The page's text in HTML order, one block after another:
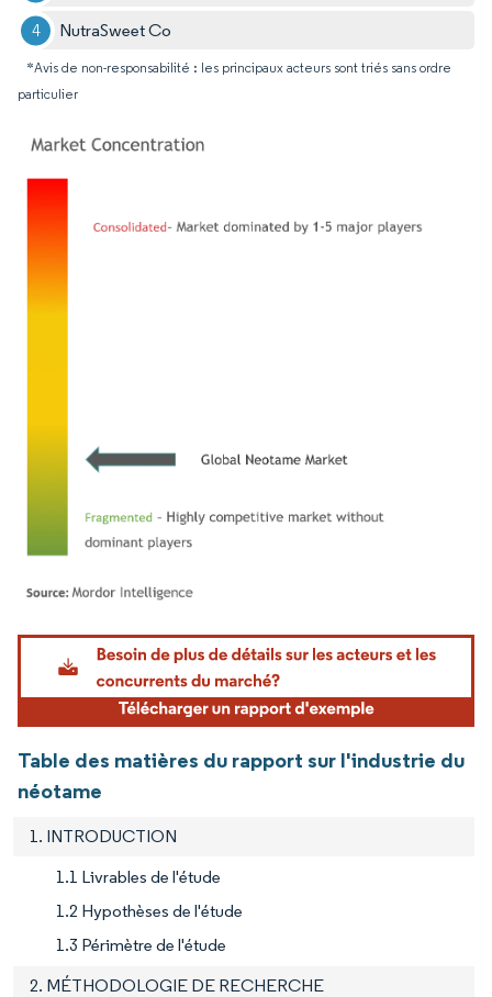
NutraSweet Co
*Avis de non-responsabilité : les principaux acteurs sont triés sans ordre
particulier
Image © Mordor Intelligence. La réutilisation nécessite une attribution sous CC BY
Table des matières du rapport sur l'industrie du
néotame
1. INTRODUCTION
1.1 Livrables de l'étude
1.2 Hypothèses de l'étude
1.3 Périmètre de l'étude
2. MÉTHODOLOGIE DE RECHERCHE